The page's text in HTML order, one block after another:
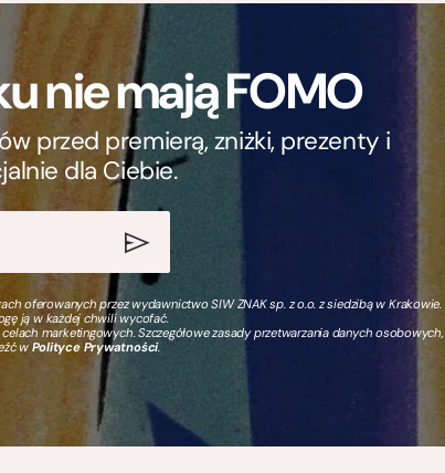
nie mają FOMO
przed premierą, zniżki, prezenty i
dla Ciebie.
oferowanych przez wydawnictwo SIW ZNAK sp. z o.o. z siedzibą w Krakowie.
ją w każdej chwili wycofać.
marketingowych. Szczegółowe zasady przetwarzania danych osobowych,
wPolityce Prywatności.